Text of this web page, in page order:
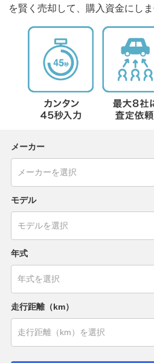
を賢く売却して、購入資金にし
メーカー
モデル
年式
走行距離（km）